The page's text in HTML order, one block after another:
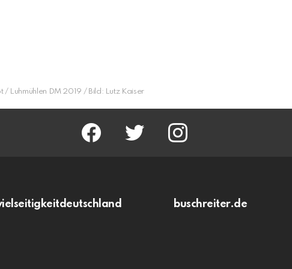
/ Luhmühlen DM 2019 / Bild: Lutz Kaiser
facebook twitter instagram
buschreiter.de